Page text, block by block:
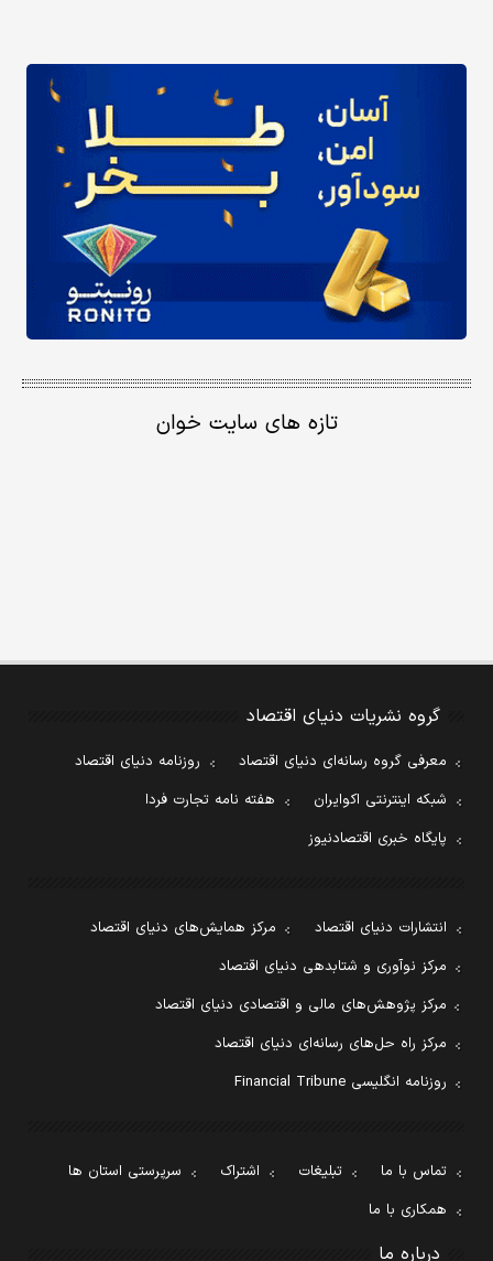
تازه های سایت خوان
گروه نشریات دنیای اقتصاد
معرفی گروه رسانه‌ای دنیای اقتصاد
روزنامه دنیای اقتصاد
شبکه اینترنتی اکوایران
هفته نامه تجارت فردا
پایگاه خبری اقتصادنیوز
انتشارات دنیای اقتصاد
مرکز همایش‌های دنیای اقتصاد
مرکز نوآوری و شتابدهی دنیای اقتصاد
مرکز پژوهش‌های مالی و اقتصادی دنیای اقتصاد
مرکز راه حل‌های رسانه‌ای دنیای اقتصاد
روزنامه انگلیسی Financial Tribune
تماس با ما تبلیغات اشتراک
سرپرستی استان ها
همکاری با ما
درباره ما